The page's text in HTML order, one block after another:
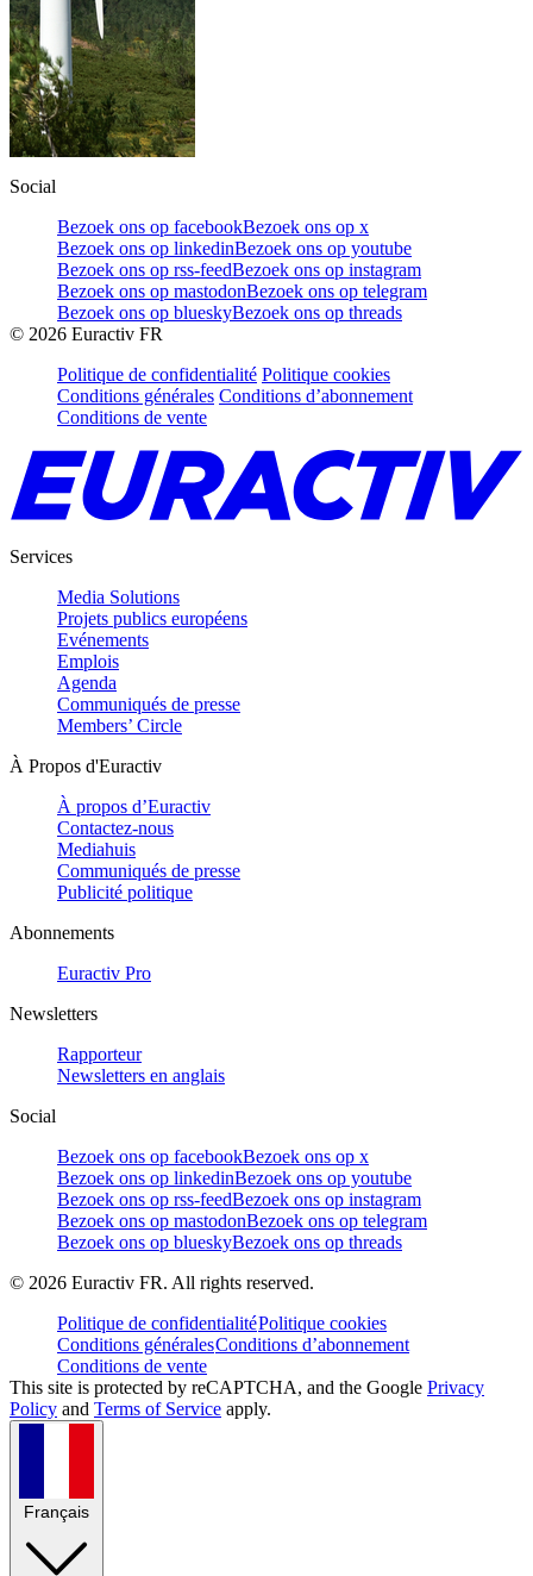
Social
Bezoek ons op facebookBezoek ons op x
Bezoek ons op linkedinBezoek ons op youtube
Bezoek ons op rss-feedBezoek ons op instagram
Bezoek ons op mastodonBezoek ons op telegram
Bezoek ons op blueskyBezoek ons op threads
© 2026 Euractiv FR
Politique de confidentialité Politique cookies
Conditions générales Conditions d’abonnement
Conditions de vente
Services
Media Solutions
Projets publics européens
Evénements
Emplois
Agenda
Communiqués de presse
Members’ Circle
À Propos d'Euractiv
À propos d’Euractiv
Contactez-nous
Mediahuis
Communiqués de presse
Publicité politique
Abonnements
Euractiv Pro
Newsletters
Rapporteur
Newsletters en anglais
Social
Bezoek ons op facebookBezoek ons op x
Bezoek ons op linkedinBezoek ons op youtube
Bezoek ons op rss-feedBezoek ons op instagram
Bezoek ons op mastodonBezoek ons op telegram
Bezoek ons op blueskyBezoek ons op threads
© 2026 Euractiv FR. All rights reserved.
Politique de confidentialitéPolitique cookies
Conditions généralesConditions d’abonnement
Conditions de vente
This site is protected by reCAPTCHA, and the Google Privacy
Policy and Terms of Service apply.
Français